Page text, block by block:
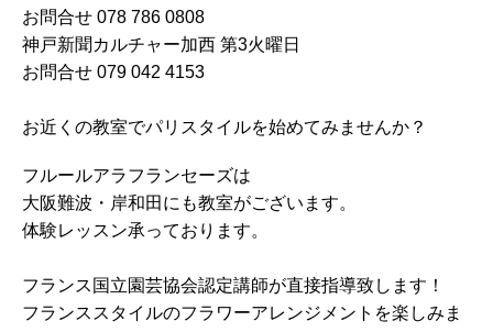
お問合せ 078 786 0808
神戸新聞カルチャー加西 第3火曜日
お問合せ 079 042 4153
お近くの教室でパリスタイルを始めてみませんか？
フルールアラフランセーズは
大阪難波・岸和田にも教室がございます。
体験レッスン承っております。
フランス国立園芸協会認定講師が直接指導致します！
フランススタイルのフラワーアレンジメントを楽しみま